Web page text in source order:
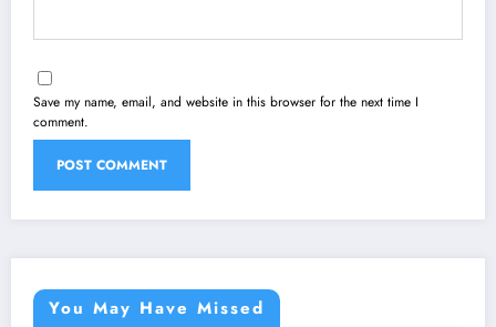
Save my name, email, and website in this browser for the next time I
comment.
You May Have Missed